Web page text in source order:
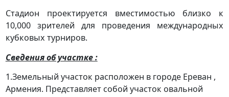
Стадион проектируется вместимостью близко к
10,000 зрителей для проведения международных
кубковых турниров.
Сведения об участке :
1.Земельный участок расположен в городе Ереван ,
Армения. Представляет собой участок овальной